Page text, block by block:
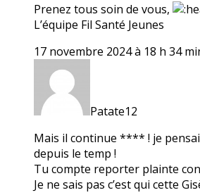
Prenez tous soin de vous,
L’équipe Fil Santé Jeunes
17 novembre 2024 à 18 h 34
Patate12
Mais il continue **** ! je
depuis le temp !
Tu compte reporter plainte
Je ne sais pas c’est qui cette